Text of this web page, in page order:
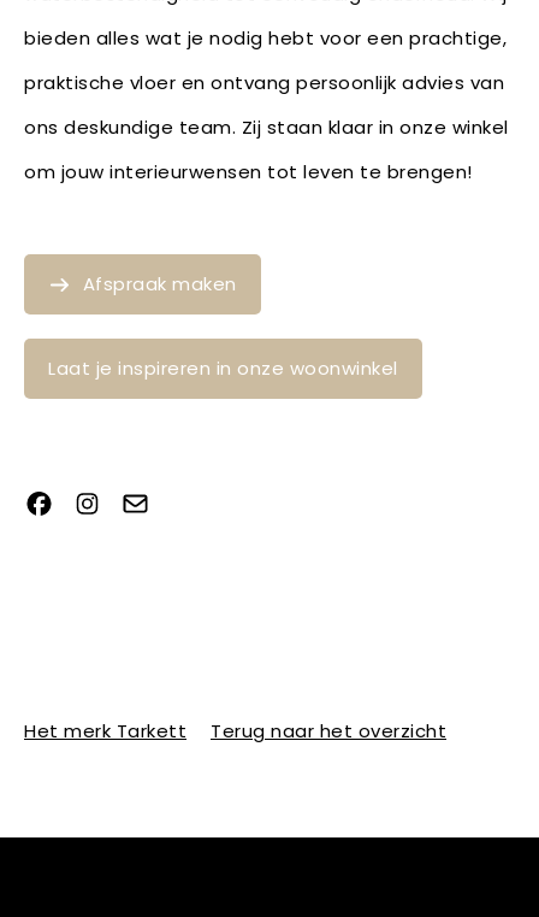
bieden alles wat je nodig hebt voor een prachtige,
praktische vloer en ontvang persoonlijk advies van
ons deskundige team. Zij staan klaar in onze winkel
om jouw interieurwensen tot leven te brengen!
Afspraak maken
Laat je inspireren in onze woonwinkel
Het merk Tarkett Terug naar het overzicht